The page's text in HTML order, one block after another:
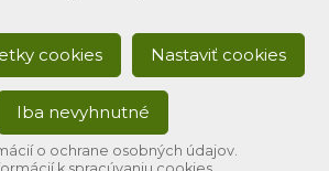
Profi-net s.r.o.
cookies Nastaviť cookies
Iba nevyhnutné
o ochrane osobných údajov.